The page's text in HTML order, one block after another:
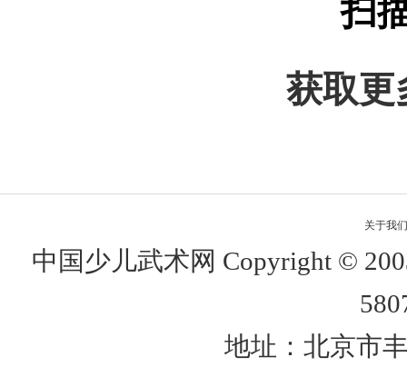
扫
获取更
关于我们
中国少儿武术网 Copyright ©
地址：北京市